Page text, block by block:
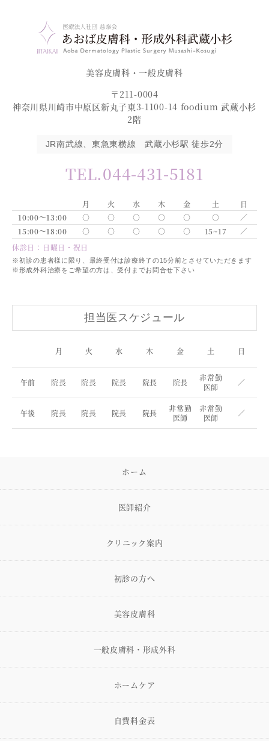
美容皮膚科・一般皮膚科
〒211-0004
神奈川県川崎市中原区新丸子東3-1100-14 foodium 武蔵小杉
2階
JR南武線、東急東横線 武蔵小杉駅 徒歩2分
TEL.044-431-5181
月 火 水 木 金 土
日
10:00～13:00
○ ○ ○ ○ ○ ○
／
15:00～18:00
○ ○ ○ ○ ○ 15~17
／
休診日：日曜日・祝日
※初診の患者様に限り、最終受付は診療終了の15分前とさせていただきます
※形成外科治療をご希望の方は、受付までお問合せ下さい
担当医スケジュール
月 火 水 木 金 土 日
午前 院長 院長 院長 院長 院長
非常勤
医師
／
午後 院長 院長 院長 院長
非常勤
医師
非常勤
医師
／
ホーム
医師紹介
クリニック案内
初診の方へ
美容皮膚科
一般皮膚科・形成外科
ホームケア
自費料金表